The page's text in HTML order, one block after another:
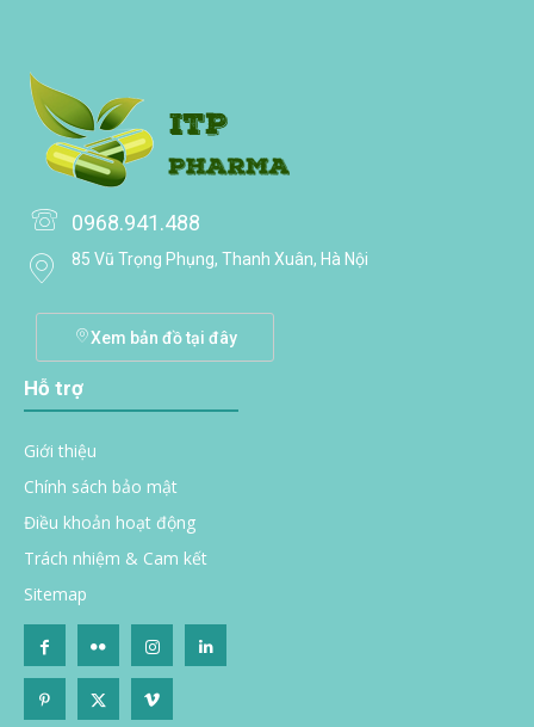
0968.941.488
85 Vũ Trọng Phụng, Thanh Xuân, Hà Nội
Xem bản đồ tại đây
Hỗ trợ
Giới thiệu
Chính sách bảo mật
Điều khoản hoạt động
Trách nhiệm & Cam kết
Sitemap